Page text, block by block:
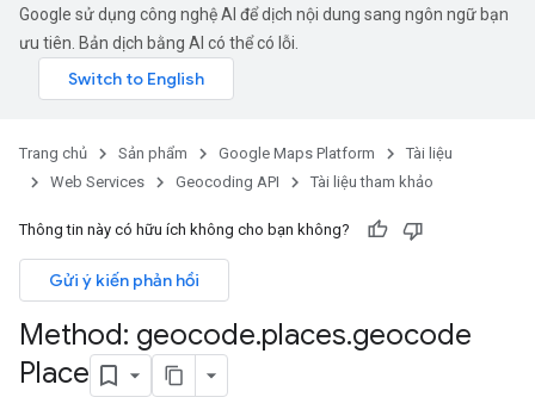
Google sử dụng công nghệ AI để dịch nội dung sang ngôn ngữ bạn
ưu tiên. Bản dịch bằng AI có thể có lỗi.
Trang chủ Sản phẩm Google Maps Platform
Tài liệu
Web Services
Geocoding API Tài liệu tham khảo
Thông tin này có hữu ích không cho bạn không?
Gửi ý kiến phản hồi
Method: geocode.places.geocode
Place